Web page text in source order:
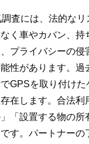
査には、法的なリ
く車やカバン、持
プライバシーの侵
性があります。過
GPSを取り付けた
在します。合法利
「設置する物の所
す。パートナーの